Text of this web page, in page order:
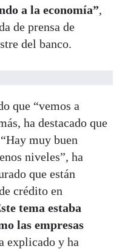
a la economía”,
de prensa de
del banco.
que “vemos a
ha destacado que
muy buen
niveles”, ha
que están
crédito en
tema estaba
las empresas
explicado y ha